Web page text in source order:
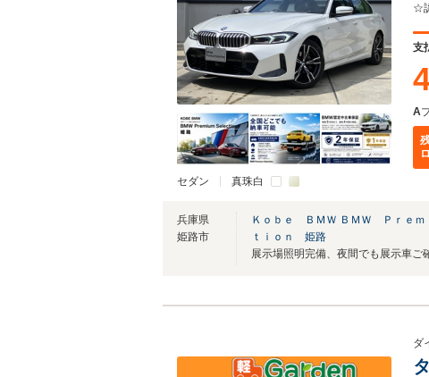
セダン 真珠白
支
A
兵庫県
姫路市
Ｋｏｂｅ ＢＭＷ ＢＭＷ Ｐｒｅｍ
ｔｉｏｎ 姫路
展示場照明完備、夜間でも展示車ご
ダ